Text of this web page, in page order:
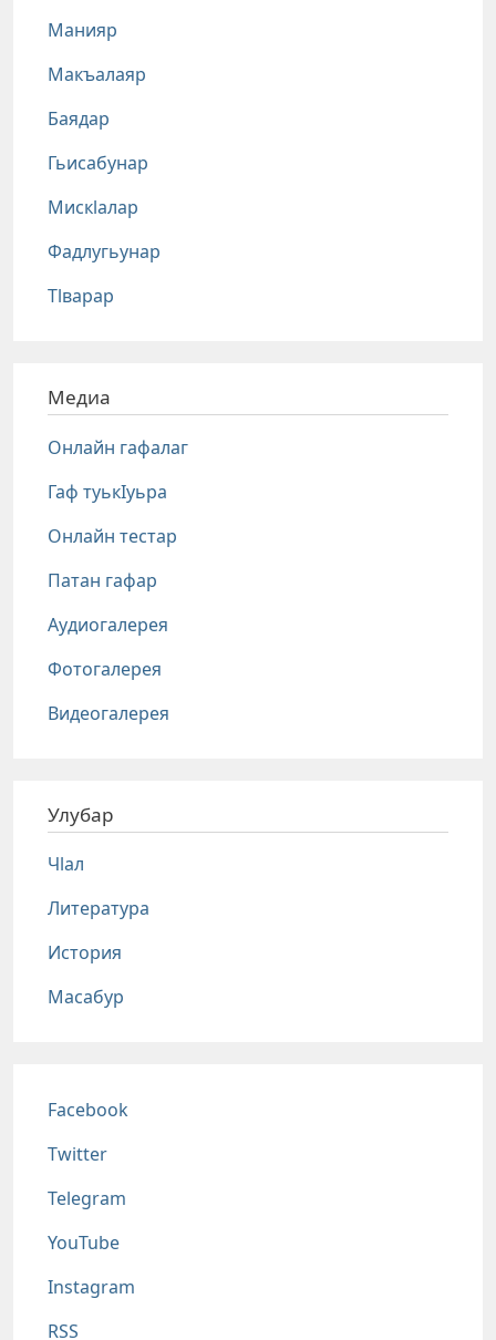
Манияр
Макъалаяр
Баядар
Гьисабунар
Мискlалар
Фадлугьунар
Тlварар
Медиа
Онлайн гафалаг
Гаф туькIуьра
Онлайн тестар
Патан гафар
Аудиогалерея
Фотогалерея
Видеогалерея
Улубар
Чlал
Литература
История
Масабур
Соц сети
Facebook
Twitter
Telegram
YouTube
Instagram
RSS